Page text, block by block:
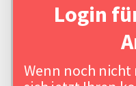
Login
Wenn noch